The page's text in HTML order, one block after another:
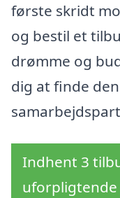
første skridt
og bestil et
drømme og
dig at finde
Indhent 3
uforpligtende